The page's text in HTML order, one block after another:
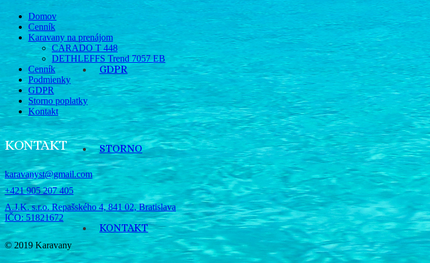
GDPR
STORNO
KONTAKT
Domov
Cenník
Karavany na prenájom
CARADO T 448
DETHLEFFS Trend 7057 EB
Cenník
Podmienky
GDPR
Storno poplatky
Kontakt
KONTAKT
karavanyst@gmail.com
+421 905 207 405
A.J.K. s.r.o. Repašského 4, 841 02, Bratislava
IČO: 51821672
© 2019 Karavany